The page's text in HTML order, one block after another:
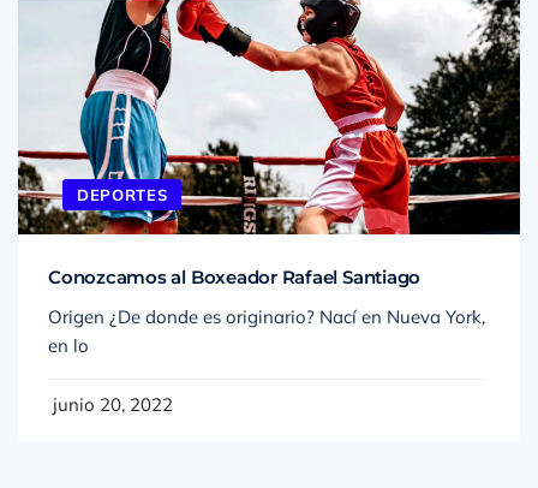
DEPORTES
Origen ¿De donde es originario? Nací en Nueva York,
en lo